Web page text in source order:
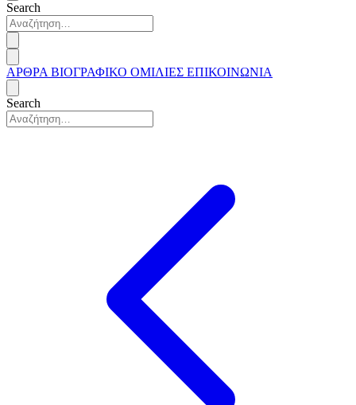
Search
ΑΡΘΡΑ ΒΙΟΓΡΑΦΙΚΟ ΟΜΙΛΙΕΣ ΕΠΙΚΟΙΝΩΝΙΑ
Search